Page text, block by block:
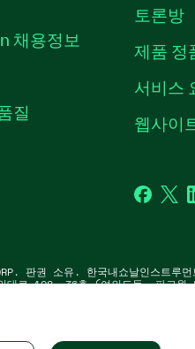
채용정보
질
토론방
제품 정
서비스
웹사이
판권 소유. 한국내쇼날인스트루먼
대로 108, 36층 (여의도동, 파크원